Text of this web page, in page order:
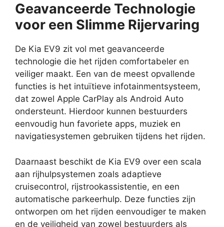
Geavanceerde Technologie
voor een Slimme Rijervaring
De Kia EV9 zit vol met geavanceerde
technologie die het rijden comfortabeler en
veiliger maakt. Een van de meest opvallende
functies is het intuïtieve infotainmentsysteem,
dat zowel Apple CarPlay als Android Auto
ondersteunt. Hierdoor kunnen bestuurders
eenvoudig hun favoriete apps, muziek en
navigatiesystemen gebruiken tijdens het rijden.
Daarnaast beschikt de Kia EV9 over een scala
aan rijhulpsystemen zoals adaptieve
cruisecontrol, rijstrookassistentie, en een
automatische parkeerhulp. Deze functies zijn
ontworpen om het rijden eenvoudiger te maken
en de veiligheid van zowel bestuurders als